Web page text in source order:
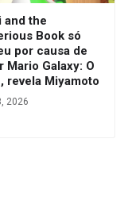
and the
Book só
por causa de
Mario Galaxy: O
revela Miyamoto
2026